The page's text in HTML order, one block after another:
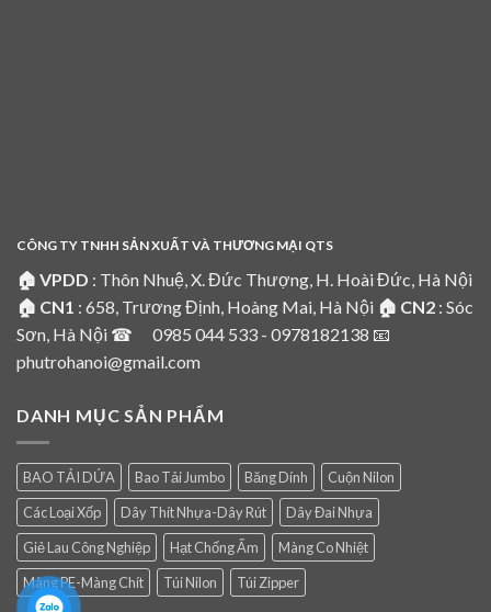
CÔNG TY TNHH SẢN XUẤT VÀ THƯƠNG MẠI QTS
🏠 VPDD : Thôn Nhuệ, X. Đức Thượng, H. Hoài Đức, Hà Nội
🏠 CN1 : 658, Trương Định, Hoàng Mai, Hà Nội 🏠 CN2 : Sóc
Sơn, Hà Nội ☎ 0985 044 533 - 0978182138 📧
phutrohanoi@gmail.com
DANH MỤC SẢN PHẨM
BAO TẢI DỨA Bao Tải Jumbo Băng Dính
Cuộn Nilon
Các Loại Xốp
Dây Thít Nhựa-Dây Rút
Dây Đai Nhựa
Giẻ Lau Công Nghiệp
Hạt Chống Ẩm
Màng Co Nhiệt
Màng PE-Màng Chít
Túi Nilon Túi Zipper